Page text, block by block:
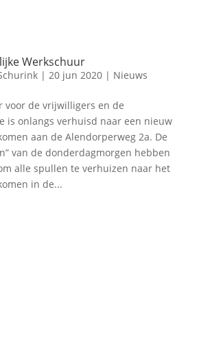
Werkschuur
| 20 jun 2020| Nieuws
voor de vrijwilligers en de
is onlangs verhuisd naar een nieuw
aan de Alendorperweg 2a. De
van de donderdagmorgen hebben
alle spullen te verhuizen naar het
in de...